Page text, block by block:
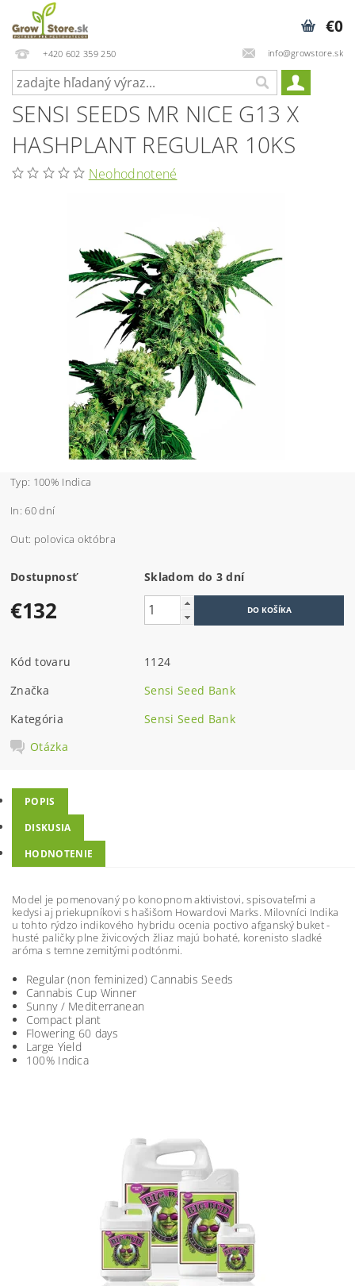
+420 602 359 250 info@growstore.sk
€0
SENSI SEEDS MR NICE G13 X
HASHPLANT REGULAR 10KS
Neohodnotené
Typ: 100% Indica
In: 60 dní
Out: polovica októbra
Dostupnosť Skladom do 3 dní
€132
Kód tovaru
1124
Značka
Sensi Seed Bank
Kategória
Sensi Seed Bank
Otázka
POPIS
DISKUSIA
HODNOTENIE
Model je pomenovaný po konopnom aktivistovi, spisovateľmi a
kedysi aj priekupníkovi s hašišom Howardovi Marks. Milovníci Indika
u tohto rýdzo indikového hybridu ocenia poctivo afganský buket -
husté paličky plne živicových žliaz majú bohaté, korenisto sladké
aróma s temne zemitými podtónmi.
Regular (non feminized) Cannabis Seeds
Cannabis Cup Winner
Sunny / Mediterranean
Compact plant
Flowering 60 days
Large Yield
100% Indica